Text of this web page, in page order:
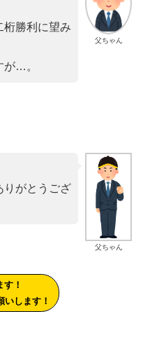
父ちゃん
桁勝利に望み
が…。
父ちゃん
りがとうござ
！
します！